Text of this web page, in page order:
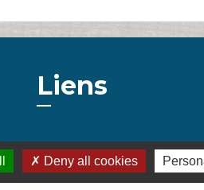
Liens
Montélimar Agglomération
Département de la Drôme
Deny all cookies